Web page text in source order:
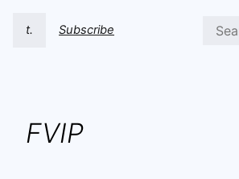
t. Subscribe
FVIP